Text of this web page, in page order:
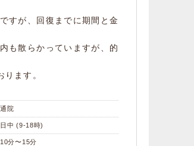
すが、回復までに期間と金
も散らかっていますが、的
ます。
通院
日中 (9-18時)
10分〜15分